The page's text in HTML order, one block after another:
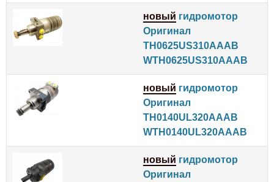
новый гидромотор
Оригинал
TH0625US310AAAB
WTH0625US310AAAB
новый гидромотор
Оригинал
TH0140UL320AAAB
WTH0140UL320AAAB
новый гидромотор
Оригинал